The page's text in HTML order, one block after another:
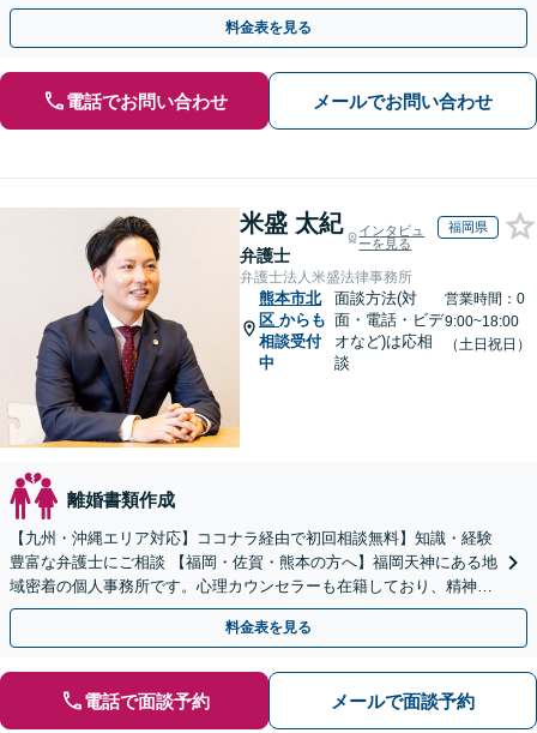
高額所得者の財産分与など、何でもご相談ください。
料金表を見る
電話でお問い合わせ メールでお問い合わせ
米盛 太紀
弁護士
インタビュ
ーを見る
福岡県
弁護士法人米盛法律事務所
熊本市北
区 からも
相談受付
中
面談方法(対
面・電話・ビデ
オなど)は応相
談
営業時間：0
9:00~18:00
（土日祝日）
離婚書類作成
【九州・沖縄エリア対応】ココナラ経由で初回相談無料】知識・経験
豊富な弁護士にご相談 【福岡・佐賀・熊本の方へ】福岡天神にある地
域密着の個人事務所です。心理カウンセラーも在籍しており、精神的
に不安な方にも安心してご相談頂けます
料金表を見る
電話で面談予約 メールで面談予約